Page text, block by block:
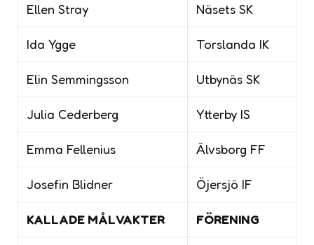
Ellen Stray Näsets SK
Ida Ygge Torslanda IK
Elin Semmingsson Utbynäs SK
Julia Cederberg Ytterby IS
Emma Fellenius Älvsborg FF
Josefin Blidner Öjersjö IF
KALLADE MÅLVAKTER FÖRENING